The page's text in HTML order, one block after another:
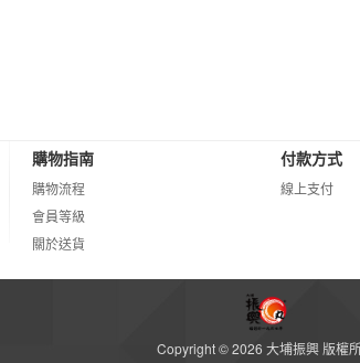
購物指南
購物流程
會員等級
關於送貨
付款方式
線上支付
Copyright © 2026 大埔振興 版權